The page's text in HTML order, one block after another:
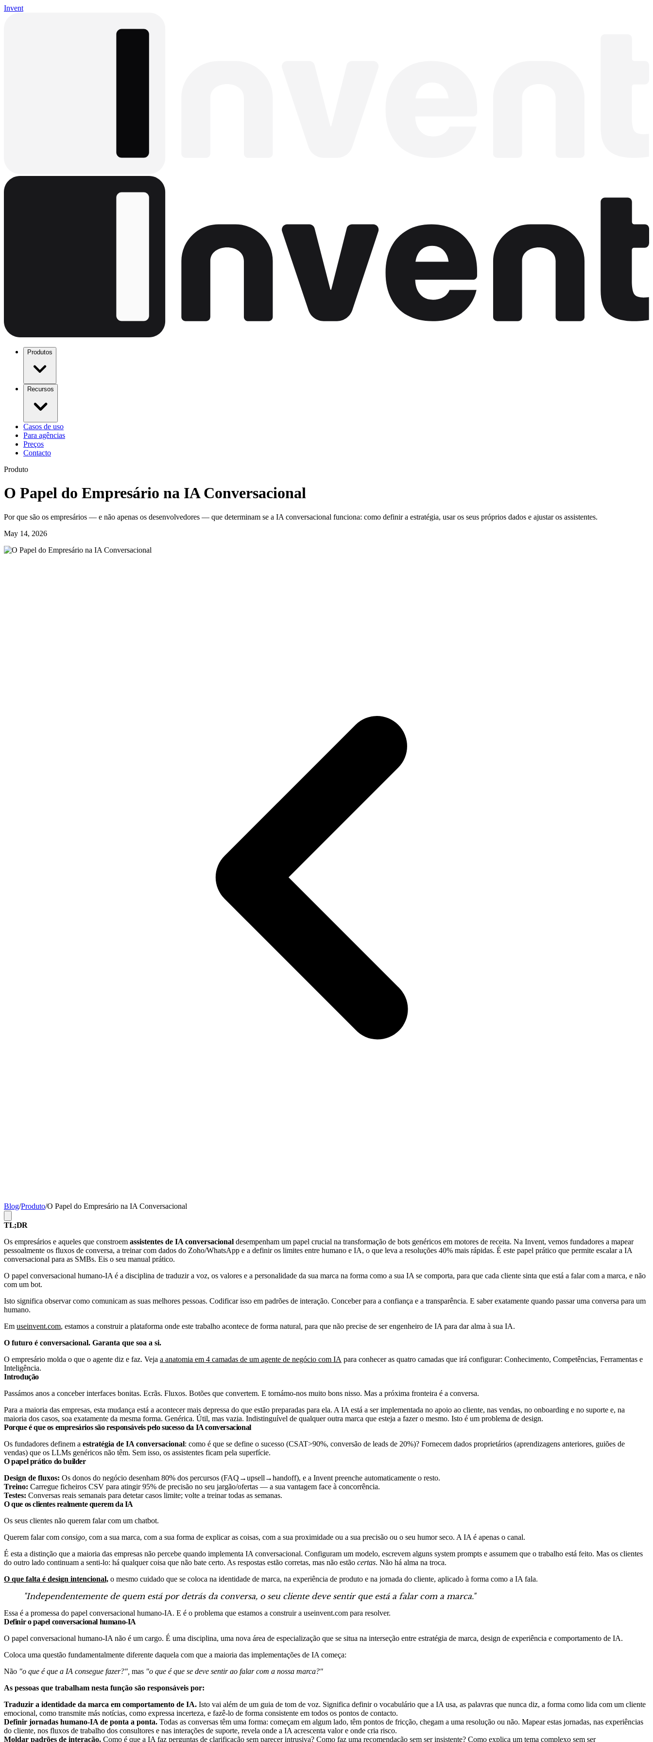
Invent
Produtos
Recursos
Casos de uso
Para agências
Preços
Contacto
Produto
O Papel do Empresário na IA Conversacional
Por que são os empresários — e não apenas os desenvolvedores — que determinam se a IA conversacional funciona: como definir a estratégia, usar os seus próprios dados e ajustar os assistentes.
May 14, 2026
Blog/Produto/O Papel do Empresário na IA Conversacional
TL;DR
Os empresários e aqueles que constroem assistentes de IA conversacional desempenham um papel crucial na transformação de bots genéricos em motores de receita. Na Invent, vemos fundadores a mapear
pessoalmente os fluxos de conversa, a treinar com dados do Zoho/WhatsApp e a definir os limites entre humano e IA, o que leva a resoluções 40% mais rápidas. É este papel prático que permite escalar a IA
conversacional para as SMBs. Eis o seu manual prático.
O papel conversacional humano-IA é a disciplina de traduzir a voz, os valores e a personalidade da sua marca na forma como a sua IA se comporta, para que cada cliente sinta que está a falar com a marca, e não
com um bot.
Isto significa observar como comunicam as suas melhores pessoas. Codificar isso em padrões de interação. Conceber para a confiança e a transparência. E saber exatamente quando passar uma conversa para um
humano.
Em useinvent.com, estamos a construir a plataforma onde este trabalho acontece de forma natural, para que não precise de ser engenheiro de IA para dar alma à sua IA.
O futuro é conversacional. Garanta que soa a si.
O empresário molda o que o agente diz e faz. Veja a anatomia em 4 camadas de um agente de negócio com IA para conhecer as quatro camadas que irá configurar: Conhecimento, Competências, Ferramentas e
Inteligência.
Introdução
Passámos anos a conceber interfaces bonitas. Ecrãs. Fluxos. Botões que convertem. E tornámo-nos muito bons nisso. Mas a próxima fronteira é a conversa.
Para a maioria das empresas, esta mudança está a acontecer mais depressa do que estão preparadas para ela. A IA está a ser implementada no apoio ao cliente, nas vendas, no onboarding e no suporte e, na
maioria dos casos, soa exatamente da mesma forma. Genérica. Útil, mas vazia. Indistinguível de qualquer outra marca que esteja a fazer o mesmo. Isto é um problema de design.
Porque é que os empresários são responsáveis pelo sucesso da IA conversacional
Os fundadores definem a estratégia de IA conversacional: como é que se define o sucesso (CSAT>90%, conversão de leads de 20%)? Fornecem dados proprietários (aprendizagens anteriores, guiões de
vendas) que os LLMs genéricos não têm. Sem isso, os assistentes ficam pela superfície.
O papel prático do builder
Design de fluxos: Os donos do negócio desenham 80% dos percursos (FAQ→upsell→handoff), e a Invent preenche automaticamente o resto.
Treino: Carregue ficheiros CSV para atingir 95% de precisão no seu jargão/ofertas — a sua vantagem face à concorrência.
Testes: Conversas reais semanais para detetar casos limite; volte a treinar todas as semanas.
O que os clientes realmente querem da IA
Os seus clientes não querem falar com um chatbot.
Querem falar com consigo, com a sua marca, com a sua forma de explicar as coisas, com a sua proximidade ou a sua precisão ou o seu humor seco. A IA é apenas o canal.
É esta a distinção que a maioria das empresas não percebe quando implementa IA conversacional. Configuram um modelo, escrevem alguns system prompts e assumem que o trabalho está feito. Mas os clientes
do outro lado continuam a senti-lo: há qualquer coisa que não bate certo. As respostas estão corretas, mas não estão certas. Não há alma na troca.
O que falta é design intencional, o mesmo cuidado que se coloca na identidade de marca, na experiência de produto e na jornada do cliente, aplicado à forma como a IA fala.
"Independentemente de quem está por detrás da conversa, o seu cliente deve sentir que está a falar com a marca."
Essa é a promessa do papel conversacional humano-IA. E é o problema que estamos a construir a useinvent.com para resolver.
Definir o papel conversacional humano-IA
O papel conversacional humano-IA não é um cargo. É uma disciplina, uma nova área de especialização que se situa na interseção entre estratégia de marca, design de experiência e comportamento de IA.
Coloca uma questão fundamentalmente diferente daquela com que a maioria das implementações de IA começa:
Não "o que é que a IA consegue fazer?", mas "o que é que se deve sentir ao falar com a nossa marca?"
As pessoas que trabalham nesta função são responsáveis por:
Traduzir a identidade da marca em comportamento de IA. Isto vai além de um guia de tom de voz. Significa definir o vocabulário que a IA usa, as palavras que nunca diz, a forma como lida com um cliente
emocional, como transmite más notícias, como expressa incerteza, e fazê-lo de forma consistente em todos os pontos de contacto.
Definir jornadas humano-IA de ponta a ponta. Todas as conversas têm uma forma: começam em algum lado, têm pontos de fricção, chegam a uma resolução ou não. Mapear estas jornadas, nas experiências
do cliente, nos fluxos de trabalho dos consultores e nas interações de suporte, revela onde a IA acrescenta valor e onde cria risco.
Moldar padrões de interação. Como é que a IA faz perguntas de clarificação sem parecer intrusiva? Como faz uma recomendação sem ser insistente? Como explica um tema complexo sem ser